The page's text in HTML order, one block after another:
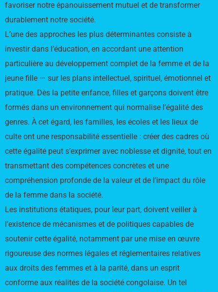
favoriser notre épanouissement mutuel et de transformer
durablement notre société.
L’une des approches les plus déterminantes consiste à
investir dans l’éducation, en accordant une attention
particulière au développement complet de la femme et de la
jeune fille — sur les plans intellectuel, spirituel, émotionnel et
pratique. Dès la petite enfance, filles et garçons doivent être
formés dans un environnement qui normalise l’égalité des
genres. À cet égard, les familles, les écoles et les lieux de
culte ont une responsabilité essentielle : créer des cadres où
cette égalité peut s’exprimer avec noblesse et dignité, tout en
transmettant des compétences concrètes et une
compréhension profonde de la valeur et de l’impact du rôle
de la femme dans la société.
Les institutions étatiques, pour leur part, doivent veiller à
l’existence de mécanismes et de politiques capables de
soutenir cette égalité, notamment par une mise en œuvre
rigoureuse des normes légales et réglementaires relatives
aux droits des femmes et à la parité, dans un esprit
conforme aux réalités de la société congolaise. Un tel